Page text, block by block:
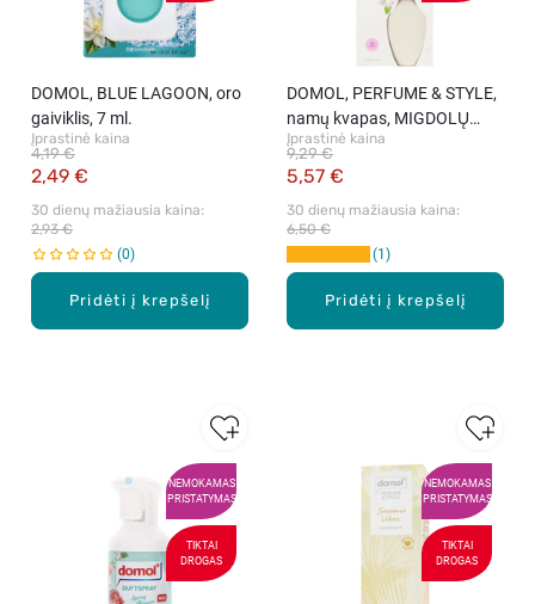
Pridėti į krepšelį
DOMOL, BLUE LAGOON, oro
gaiviklis, 7 ml.
Įprastinė kaina
2,49 €
4,19 €
30 dienų mažiausia kaina:
2,93 €
0
Pridėti į krepšelį
DOMOL, PERFUME & STYLE,
namų kvapas, MIGDOLŲ
ŽIEDAI IR JAZMINAI, 90 ml.
Įprastinė kaina
5,57 €
9,29 €
30 dienų mažiausia kaina:
6,50 €
1
NEMOKAMAS
PRISTATYMAS
TIKTAI
DROGAS
NEMOKAMAS
PRISTATYMAS
TIKTAI
DROGAS